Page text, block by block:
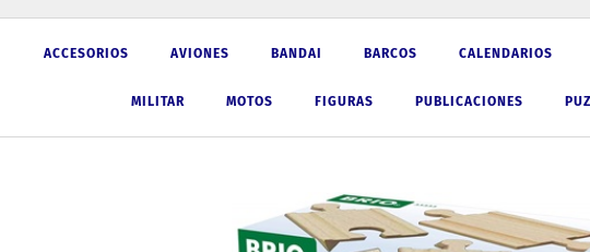
ACCESORIOS AVIONES BANDAI BARCOS CALENDARIOS
MILITAR MOTOS FIGURAS PUBLICACIONES